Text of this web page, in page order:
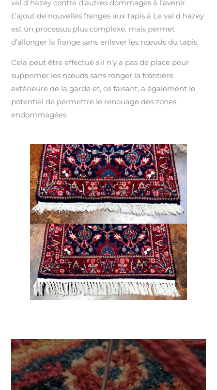
val d hazey contre d’autres dommages à l’avenir.
L’ajout de nouvelles franges aux tapis à Le val d hazey
est un processus plus complexe, mais permet
d’allonger la frange sans enlever les nœuds du tapis.
Cela peut être effectué s’il n’y a pas de place pour
supprimer les nœuds sans ronger la frontière
extérieure de la garde et, ce faisant, a également le
potentiel de permettre le renouage des zones
endommagées.